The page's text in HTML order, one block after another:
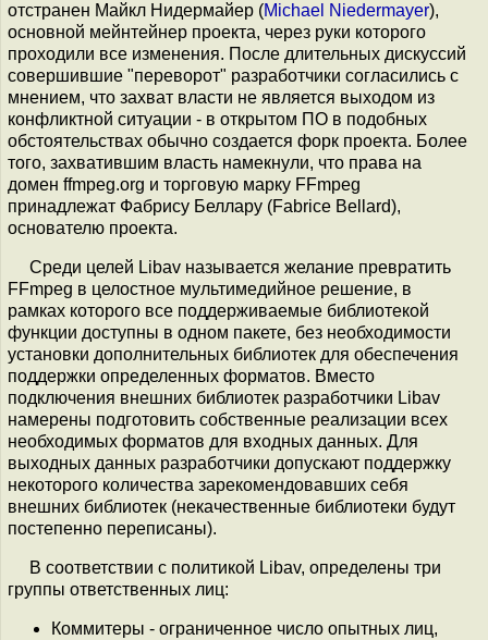
отстранен Майкл Нидермайер (Michael Niedermayer),
основной мейнтейнер проекта, через руки которого
проходили все изменения. После длительных дискуссий
совершившие "переворот" разработчики согласились с
мнением, что захват власти не является выходом из
конфликтной ситуации - в открытом ПО в подобных
обстоятельствах обычно создается форк проекта. Более
того, захватившим власть намекнули, что права на
домен ffmpeg.org и торговую марку FFmpeg
принадлежат Фабрису Беллару (Fabrice Bellard),
основателю проекта.
Среди целей Libav называется желание превратить
FFmpeg в целостное мультимедийное решение, в
рамках которого все поддерживаемые библиотекой
функции доступны в одном пакете, без необходимости
установки дополнительных библиотек для обеспечения
поддержки определенных форматов. Вместо
подключения внешних библиотек разработчики Libav
намерены подготовить собственные реализации всех
необходимых форматов для входных данных. Для
выходных данных разработчики допускают поддержку
некоторого количества зарекомендовавших себя
внешних библиотек (некачественные библиотеки будут
постепенно переписаны).
В соответствии с политикой Libav, определены три
группы ответственных лиц:
Коммитеры - ограниченное число опытных лиц,